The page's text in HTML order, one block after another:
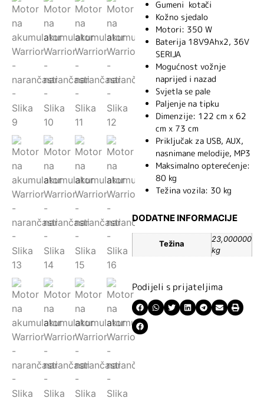
Gumeni kotači
Kožno sjedalo
Motori: 350 W
Baterija 18V9Ahx2, 36V
SERIJA
Mogućnost vožnje
naprijed i nazad
Svjetla se pale
Paljenje na tipku
Dimenzije: 122 cm x 62
cm x 73 cm
Priključak za USB, AUX,
nasnimane melodije, MP3
Maksimalno opterećenje:
80 kg
Težina vozila: 30 kg
DODATNE INFORMACIJE
Težina
23,000000
kg
Podijeli s prijateljima